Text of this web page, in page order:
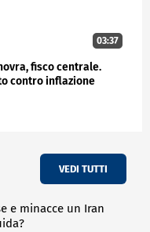
delle pa", ha
03:37
fisco centrale.
contro inflazione
VEDI TUTTI
e minacce un Iran